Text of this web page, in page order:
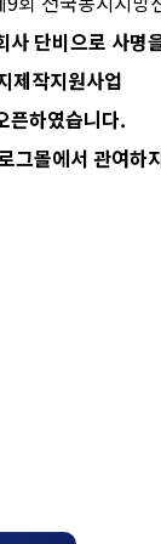
사 단비으로 사
제작지원사업
픈하였습니다.
그몰에서 관여하